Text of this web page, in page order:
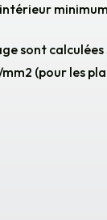
sont calculées
(pour les